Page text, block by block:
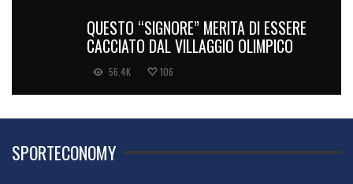
QUESTO “SIGNORE” MERITA DI ESSERE
CACCIATO DAL VILLAGGIO OLIMPICO
56.4K 106
SPORTECONOMY